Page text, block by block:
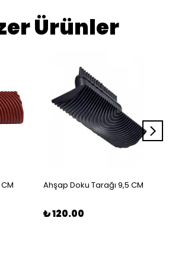
Ürünler
Ahşap Doku Tarağı 9,5 CM
₺ 120.00